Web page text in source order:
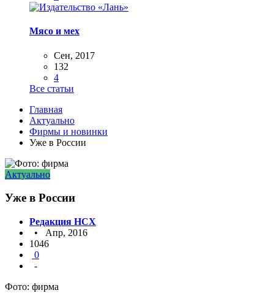
Мясо и мех
Сен, 2017
132
4
Все статьи
Главная
Актуально
Фирмы и новинки
Уже в России
Актуально
Уже в России
Редакция НСХ
• Апр, 2016
1046
0
-
Фото: фирма